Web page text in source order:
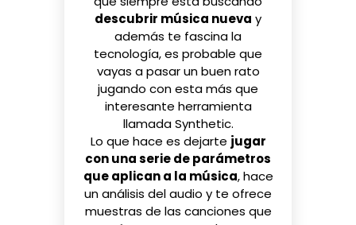
descubrir música nueva y
además te fascina la
tecnología, es probable que
vayas a pasar un buen rato
jugando con esta más que
interesante herramienta
llamadaSynthetic.
Lo que hace es dejarte jugar
con una serie de parámetros
que aplican a la música, hace
un análisis del audio y te ofrece
muestras de las canciones que